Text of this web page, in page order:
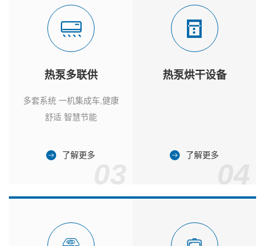
热泵多联供
多套系统 一机集成车,健康
舒适 智慧节能
了解更多
热泵烘干设备
了解更多